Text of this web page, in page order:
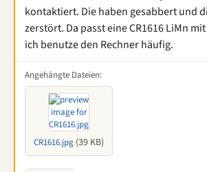
kontaktiert. Die haben gesabbert und
zerstört. Da passt eine CR1616 LiMn
ich benutze den Rechner häufig.
Angehängte Dateien:
CR1616.jpg (39 KB)